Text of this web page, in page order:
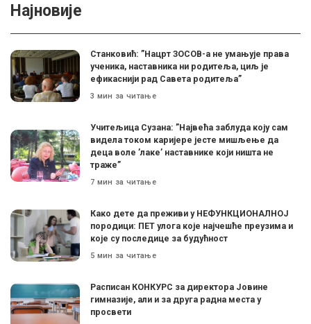
Најновије
Станковић: ”Нацрт ЗОСОВ-а не умањује права
ученика, наставника ни родитеља, циљ је
ефикаснији рад Савета родитеља”
3 мин за читање
Учитељица Сузана: ”Највећа заблуда коју сам
видела током каријере јесте мишљење да
деца воле ’лаке’ наставнике који ништа не
траже”
7 мин за читање
Како дете да преживи у НЕФУНКЦИОНАЛНОЈ
породици: ПЕТ улога које најчешће преузима и
које су последице за будућност
5 мин за читање
Расписан КОНКУРС за директора Јовине
гимназије, али и за друга радна места у
просвети